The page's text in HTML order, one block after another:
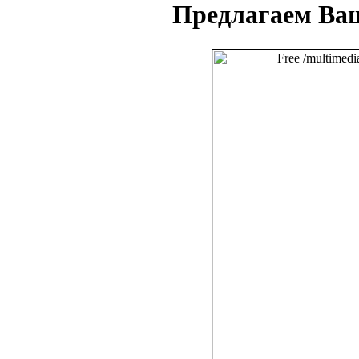
Предлагаем